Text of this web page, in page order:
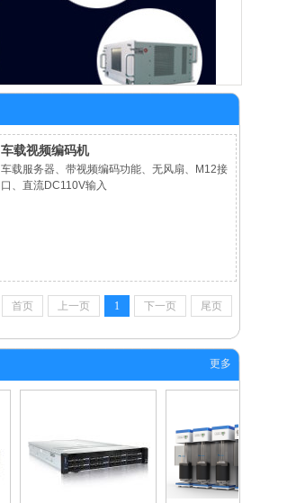
车载视频编码机
车载服务器、带视频编码功能、无风扇、M12接
口、直流DC110V输入
首页 上一页 1 下一页 尾页
更多